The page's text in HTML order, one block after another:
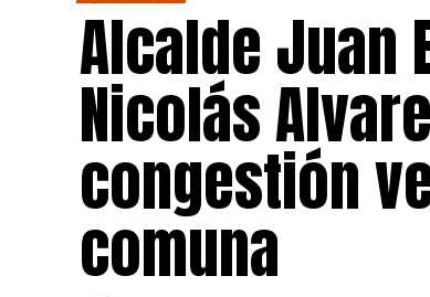
Alcalde Juan
Nicolás
congestión
comuna